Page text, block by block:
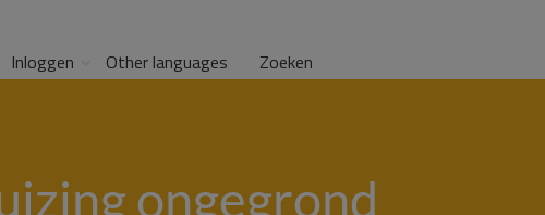
Inloggen Other languages Zoeken
ongegrond